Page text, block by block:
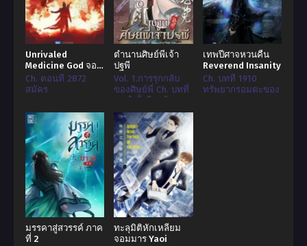
Unrivaled
Medicine God จอม
เทพโอสถ
Ch. ตอนที่ 2872
สมัคร
ตำนานศิษย์พี่เจ้า
ปฐพี
Vol. 1.การรุกกลับ
ของศิษย์พี่ Ch. บทที่
52 ข้าก็เลือดร้อน
เช่นกัน
เทพปีศาจหวนคืน
Reverend Insanity
Ch. บทที่ 1910
ทรัพยากรอมตะของ
มรรคาสู่สวรรค์ ภาค
ที่ 2
ทะลุมิติหักเหลี่ยม
จอมมาร Yaoi